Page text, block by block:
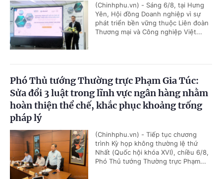
(Chinhphu.vn) - Sáng 6/8, tại Hưng
Yên, Hội đồng Doanh nghiệp vì sự
phát triển bền vững thuộc Liên đoàn
Thương mại và Công nghiệp Việt...
Phó Thủ tướng Thường trực Phạm Gia Túc:
Sửa đổi 3 luật trong lĩnh vực ngân hàng nhằm
hoàn thiện thể chế, khắc phục khoảng trống
pháp lý
(Chinhphu.vn) - Tiếp tục chương
trình Kỳ họp không thường lệ thứ
Nhất (Quốc hội khóa XVI), chiều 6/8,
Phó Thủ tướng Thường trực Phạm...